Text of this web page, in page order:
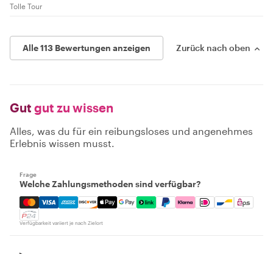
Tolle Tour
Alle 113 Bewertungen anzeigen Zurück nach oben
Gut gut zu wissen
Alles, was du für ein reibungsloses und angenehmes
Erlebnis wissen musst.
Frage
Welche Zahlungsmethoden sind verfügbar?
Mastercard, Visa, Amex, Discover, Apple Pay, Google
Verfügbarkeit variiert je nach Zielort